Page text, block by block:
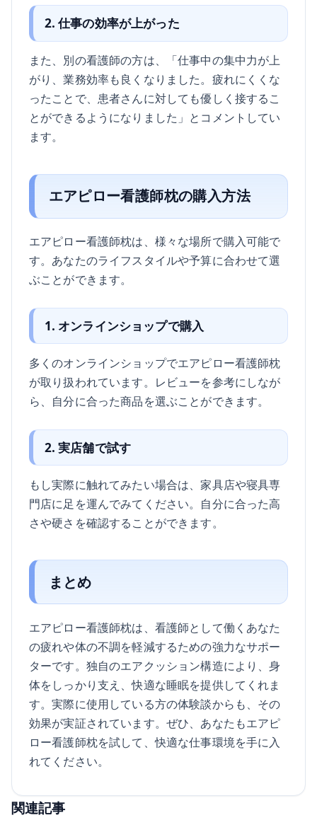
2. 仕事の効率が上がった
また、別の看護師の方は、「仕事中の集中力が上
がり、業務効率も良くなりました。疲れにくくな
ったことで、患者さんに対しても優しく接するこ
とができるようになりました」とコメントしてい
ます。
エアピロー看護師枕の購入方法
エアピロー看護師枕は、様々な場所で購入可能で
す。あなたのライフスタイルや予算に合わせて選
ぶことができます。
1. オンラインショップで購入
多くのオンラインショップでエアピロー看護師枕
が取り扱われています。レビューを参考にしなが
ら、自分に合った商品を選ぶことができます。
2. 実店舗で試す
もし実際に触れてみたい場合は、家具店や寝具専
門店に足を運んでみてください。自分に合った高
さや硬さを確認することができます。
まとめ
エアピロー看護師枕は、看護師として働くあなた
の疲れや体の不調を軽減するための強力なサポー
ターです。独自のエアクッション構造により、身
体をしっかり支え、快適な睡眠を提供してくれま
す。実際に使用している方の体験談からも、その
効果が実証されています。ぜひ、あなたもエアピ
ロー看護師枕を試して、快適な仕事環境を手に入
れてください。
関連記事